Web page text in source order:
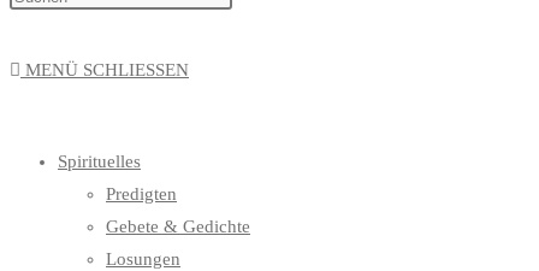
MENÜ SCHLIESSEN
Spirituelles
Predigten
Gebete & Gedichte
Losungen